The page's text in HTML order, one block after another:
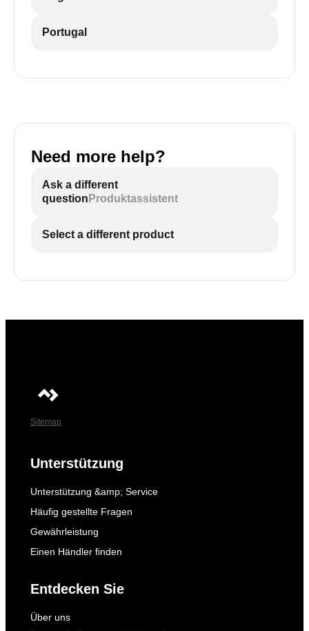
Portugal
Need more help?
Ask a different
question Produktassistent
Select a different product
Sitemap
Unterstützung
Unterstützung &amp; Service
Häufig gestellte Fragen
Gewährleistung
Einen Händler finden
Entdecken Sie
Über uns